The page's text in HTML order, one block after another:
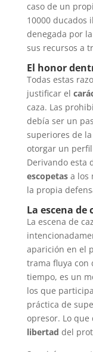
caso de un
10000 ducados
denegada por
sus recursos a
El honor
Todas estas
justificar el
caza. Las
debía ser un
superiores de
otorgar un
Derivando esta
escopetasa los
la propia
La escena de
La escena de
aparición en el
trama fluya con
tiempo, es un
los que
práctica de
opresor. Lo que
libertad del